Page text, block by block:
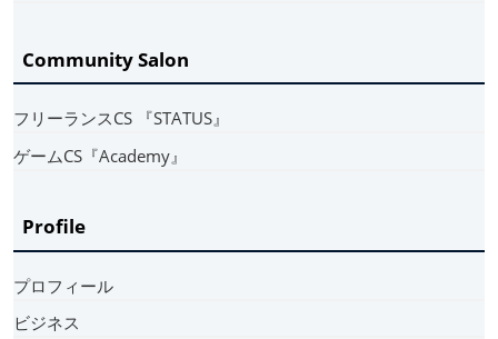
Community Salon
フリーランスCS 『STATUS』
ゲームCS『Academy』
Profile
プロフィール
ビジネス